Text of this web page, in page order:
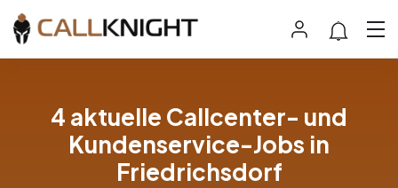
4 aktuelle Callcenter- und
Kundenservice-Jobs in
Friedrichsdorf